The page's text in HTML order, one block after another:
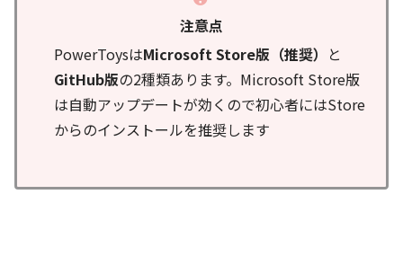
注意点
PowerToysはMicrosoft Store版（推奨） と
GitHub版の2種類あります。Microsoft Store版
は自動アップデートが効くので初心者にはStore
からのインストールを推奨します